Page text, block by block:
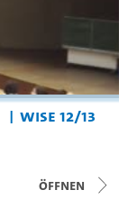
WiSe 12/13
Öffnen